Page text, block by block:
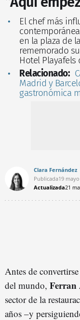
El chef más
en la plaza de
rememorado
Hotel
Relacionado:
Madrid y
gastronómica
Clara Fernández
Publicada19
Actualizada21
Antes de
del mundo, Ferran
sector de la
años –y